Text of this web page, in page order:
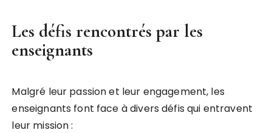
Les défis rencontrés par les
enseignants
Malgré leur passion et leur engagement, les
enseignants font face à divers défis qui entravent
leur mission :